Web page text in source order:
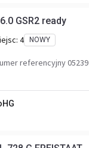
GSR2 ready
4 NOWY
referencyjny 05239